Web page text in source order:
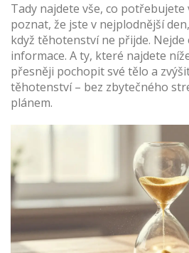
Tady najdete vše, co
poznat, že jste v nejplodnější
když těhotenství ne přijde. Nejde
informace. A ty, které najdete
přesněji pochopit své tělo a
těhotenství – bez zbytečného
plánem.